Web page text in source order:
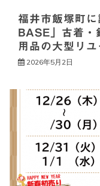
福井市飯塚町
BASE」古着・
用品の大型リ
2026年5月2日